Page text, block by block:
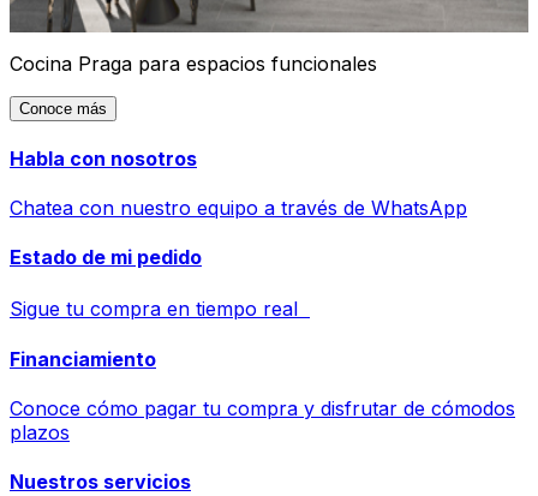
Cocina Praga para espacios funcionales
Conoce más
Habla con nosotros
Chatea con nuestro equipo a través de WhatsApp
Estado de mi pedido
Sigue tu compra en tiempo real
Financiamiento
Conoce cómo pagar tu compra y disfrutar de cómodos
plazos
Nuestros servicios